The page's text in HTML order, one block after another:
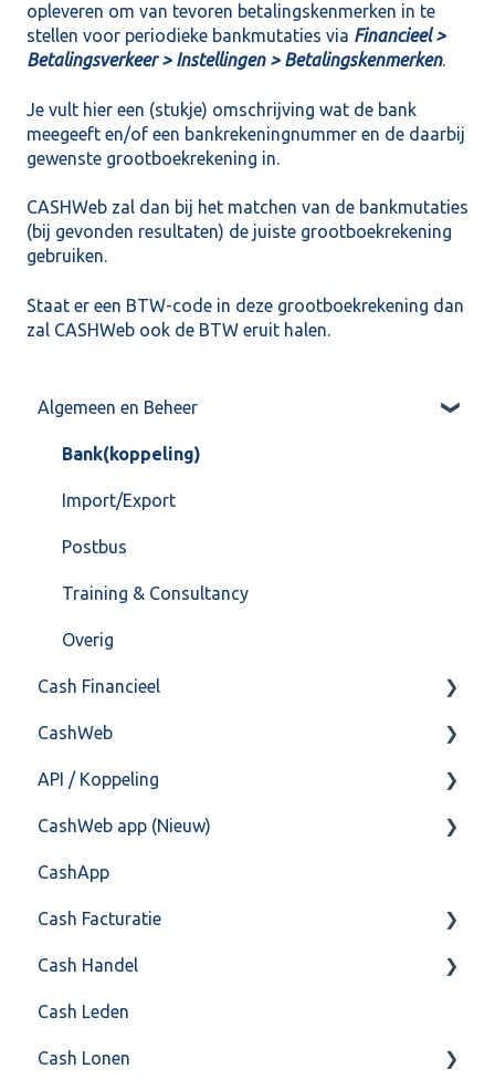
opleveren om van tevoren betalingskenmerken in te
stellen voor periodieke bankmutaties via Financieel >
Betalingsverkeer > Instellingen > Betalingskenmerken.
Je vult hier een (stukje) omschrijving wat de bank
meegeeft en/of een bankrekeningnummer en de daarbij
gewenste grootboekrekening in.
CASHWeb zal dan bij het matchen van de bankmutaties
(bij gevonden resultaten) de juiste grootboekrekening
gebruiken.
Staat er een BTW-code in deze grootboekrekening dan
zal CASHWeb ook de BTW eruit halen.
Algemeen en Beheer
Bank(koppeling)
Import/Export
Postbus
Training & Consultancy
Overig
Cash Financieel
Boekhoud
Fiscaal
Overig
CashWeb
CashHero Layout
Mailen vanuit CASHWeb
Algemeen gebruik
API / Koppeling
Algemeen
Api 3.0 (SOAP API)
API 4.0 (REST API)
CashWeb app (Nieuw)
Veel gestelde vragen
CashApp
Cash Facturatie
Factureren
Instellingen
Algemeen
Cash Handel
Inkoop
Verkoop
Cash Leden
Cash Lonen